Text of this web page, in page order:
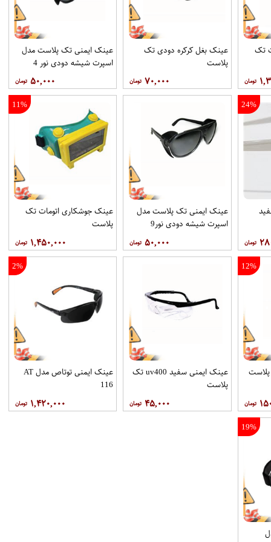
تک
عینک بغل کرکره دودی تک
پلاست
۷۰,۰۰۰
عینک ایمنی تک پلاست مدل
اسپرت شیشه دودی نور 4
۵۰,۰۰۰
24%
عینک ایمنی تک پلاست مدل
اسپرت شیشه دودی نور9
۵۰,۰۰۰
11%
عینک جوشکاری اتومات تک
پلاست
۱,۴۵۰,۰۰۰
12%
عینک ایمنی سفید uv400 تک
پلاست
۴۵,۰۰۰
2%
عینک ایمنی توتاص مدل AT
116
۱,۴۲۰,۰۰۰
19%